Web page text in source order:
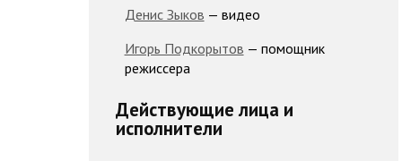
Денис Зыков — видео
Игорь Подкорытов — помощник
режиссера
Действующие лица и
исполнители